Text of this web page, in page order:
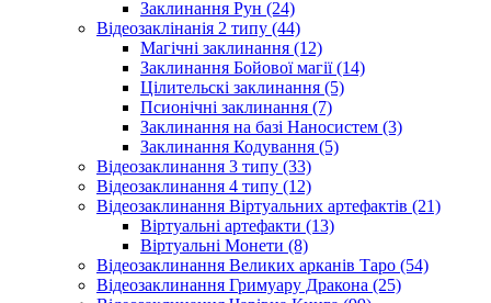
Заклинання Рун (24)
Відеозаклінанія 2 типу (44)
Магічні заклинання (12)
Заклинання Бойової магії (14)
Цілительскі заклинання (5)
Псионічні заклинання (7)
Заклинання на базі Наносистем (3)
Заклинання Кодування (5)
Відеозаклинання 3 типу (33)
Відеозаклинання 4 типу (12)
Відеозаклинання Віртуальних артефактів (21)
Віртуальні артефакти (13)
Віртуальні Монети (8)
Відеозаклинання Великих арканів Таро (54)
Відеозаклинання Гримуару Дракона (25)